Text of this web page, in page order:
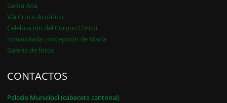
Santa Ana
Vía Crucis Acuático
Celebración del Corpus Christi
Inmaculada concepción de María
Galería de fotos
CONTACTOS
Palacio Municipal (cabecera cantonal)